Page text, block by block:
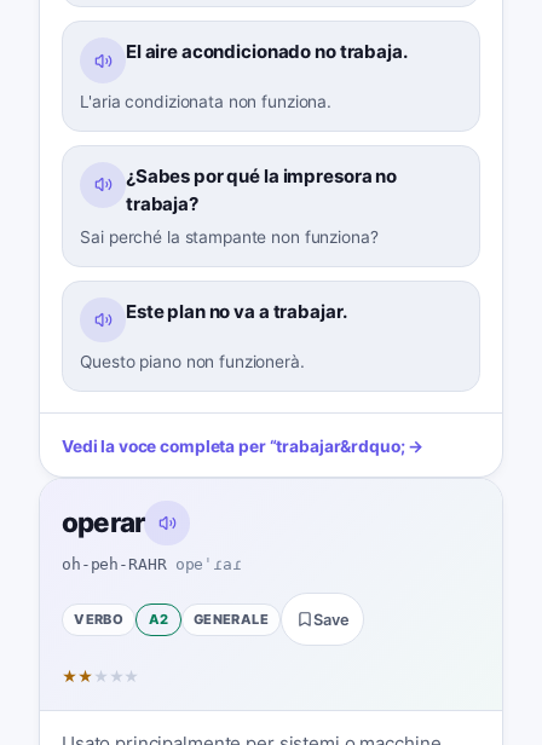
El aire acondicionado no trabaja.
L'aria condizionata non funziona.
¿Sabes por qué la impresora no
trabaja?
Sai perché la stampante non funziona?
Este plan no va a trabajar.
Questo piano non funzionerà.
Vedi la voce completa per“trabajar&rdquo; →
operar
oh-peh-RAHR opeˈɾaɾ
VERBO A2 GENERALE Save
★★ ★ ★ ★